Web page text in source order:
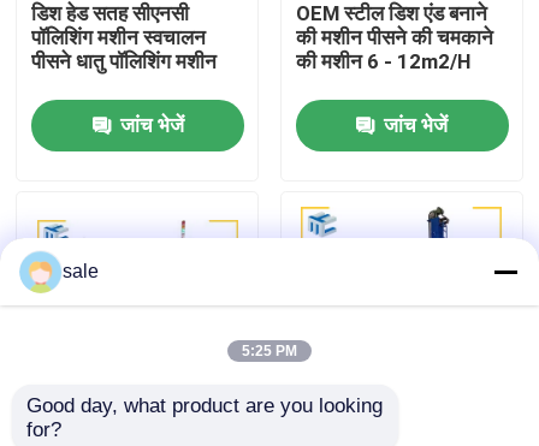
गुणवत्ता नियंत्रण
हमसे संपर्क करें
मामले
एक उद्धरण का अनुरोध करें
टैंक पॉलिशिंग मशीन
डिश हेड सतह सीएनसी
पॉलिशिंग मशीन स्वचालन
पीसने धातु पॉलिशिंग मशीन
जांच भेजें
OEM स्टील डिश एंड बनाने
की मशीन पीसने की चमकाने
की मशीन 6 - 12m2/H
जांच भेजें
आंतरिक बाहरी सतह टैंक
sale
5:25 PM
Good day, what product are you looking
for?